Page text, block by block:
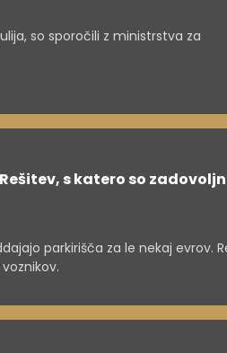
so sporočili z ministrstva za
s katero so
parkirišča za le nekaj evrov.